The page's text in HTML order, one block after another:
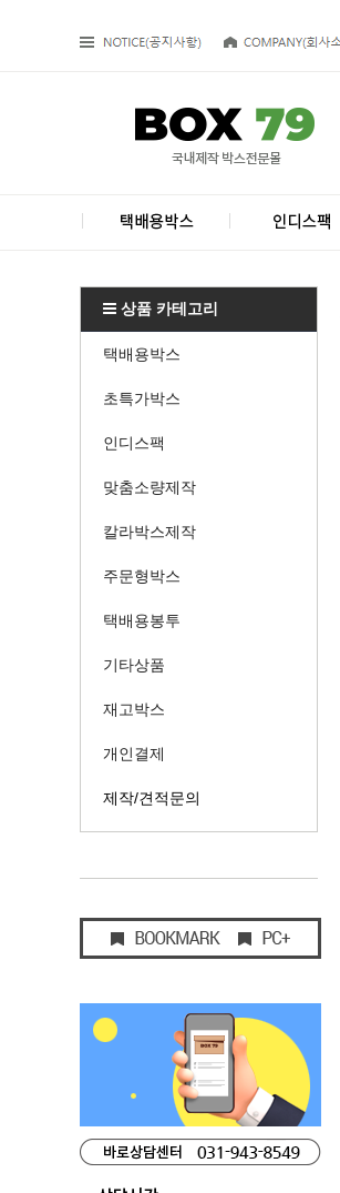
상품 카테고리
택배용박스
초특가박스
인디스팩
맞춤소량제작
칼라박스제작
주문형박스
택배용봉투
기타상품
재고박스
개인결제
제작/견적문의